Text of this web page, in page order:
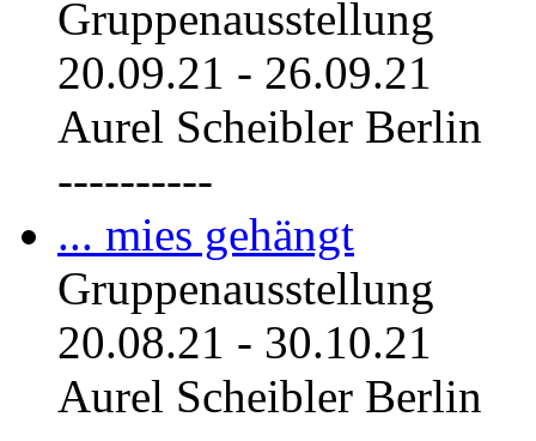
Gruppenausstellung
20.09.21 - 26.09.21
Aurel Scheibler Berlin
----------
... mies gehängt
Gruppenausstellung
20.08.21 - 30.10.21
Aurel Scheibler Berlin